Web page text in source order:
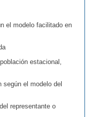
el modelo facilitado en
estacional,
según el modelo del
representante o